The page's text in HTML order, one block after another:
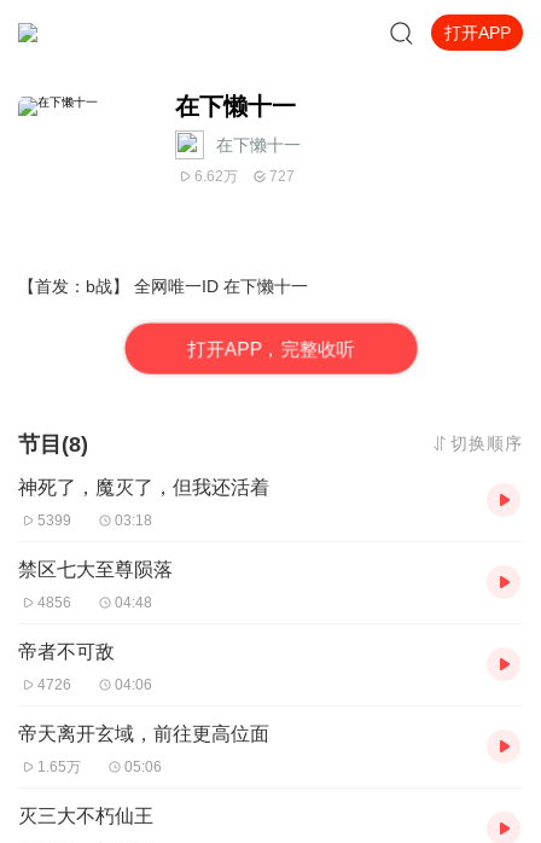
打开APP
在下懒十一
在下懒十一
6.62万 727
【首发：b战】 全网唯一ID 在下懒十一
打开APP，完整收听
节目(8) 切换顺序
神死了，魔灭了，但我还活着
5399 03:18
禁区七大至尊陨落
4856 04:48
帝者不可敌
4726 04:06
帝天离开玄域，前往更高位面
1.65万 05:06
灭三大不朽仙王